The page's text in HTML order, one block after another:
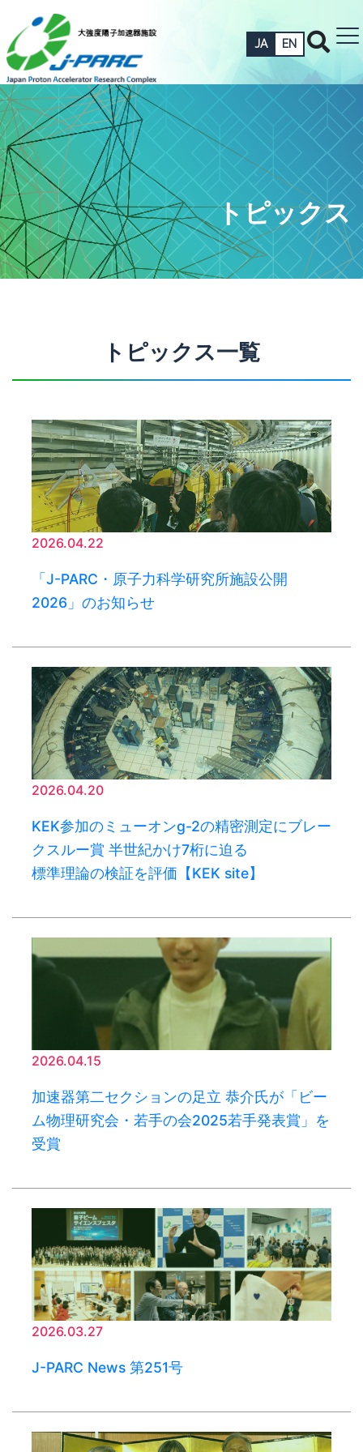
JA EN
トピックス
トピックス一覧
2026.04.22
「J-PARC・原子力科学研究所施設公開
2026」のお知らせ
2026.04.20
KEK参加のミューオンg-2の精密測定にブレー
クスルー賞 半世紀かけ7桁に迫る
標準理論の検証を評価【KEK site】
2026.04.15
加速器第二セクションの足立 恭介氏が「ビー
ム物理研究会・若手の会2025若手発表賞」を
受賞
2026.03.27
J-PARC News 第251号